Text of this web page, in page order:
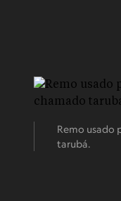
Remo usado
tarubá.